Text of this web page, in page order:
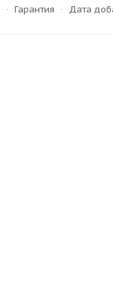
· Гарантия · Дата